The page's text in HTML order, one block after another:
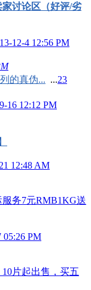
讨论区（好评/劣
12-4 12:56 PM
的真伪... ...23
16 12:12 PM
12:48 AM
务7元RMB1KG送
05:26 PM
片起出售，买五